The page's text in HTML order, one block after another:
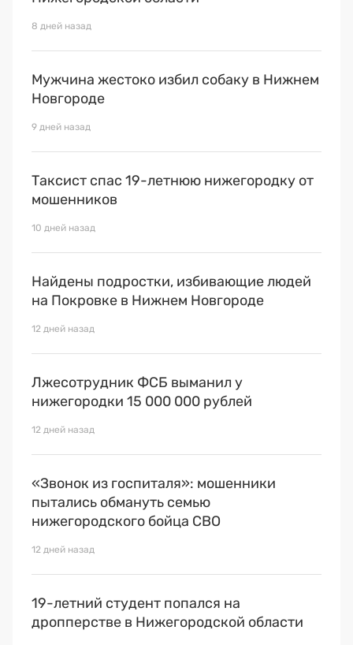
8 дней назад
Мужчина жестоко избил собаку в Нижнем
Новгороде
9 дней назад
Таксист спас 19-летнюю нижегородку от
мошенников
10 дней назад
Найдены подростки, избивающие людей
на Покровке в Нижнем Новгороде
12 дней назад
Лжесотрудник ФСБ выманил у
нижегородки 15 000 000 рублей
12 дней назад
«Звонок из госпиталя»: мошенники
пытались обмануть семью
нижегородского бойца СВО
12 дней назад
19-летний студент попался на
дропперстве в Нижегородской области